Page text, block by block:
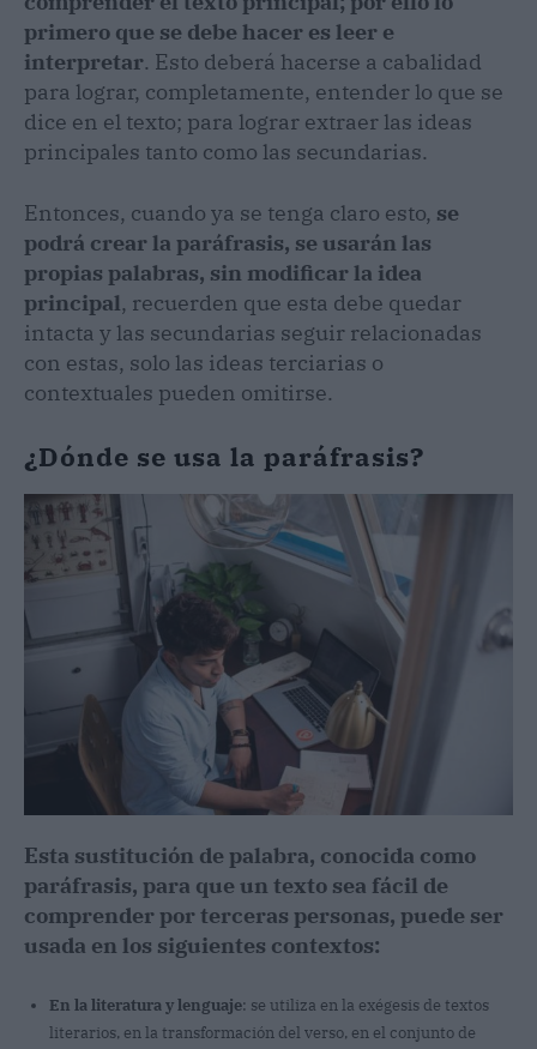
primero que se debe hacer es leer e
interpretar. Esto deberá hacerse a cabalidad
para lograr, completamente, entender lo que se
dice en el texto; para lograr extraer las ideas
principales tanto como las secundarias.
Entonces, cuando ya se tenga claro esto, se
podrá crear la paráfrasis, se usarán las
propias palabras, sin modificar la idea
principal, recuerden que esta debe quedar
intacta y las secundarias seguir relacionadas
con estas, solo las ideas terciarias o
contextuales pueden omitirse.
¿Dónde se usa la paráfrasis?
Esta sustitución de palabra, conocida como
paráfrasis, para que un texto sea fácil de
comprender por terceras personas, puede ser
usada en los siguientes contextos:
En la literatura y lenguaje: se utiliza en la exégesis de textos
literarios, en la transformación del verso, en el conjunto de